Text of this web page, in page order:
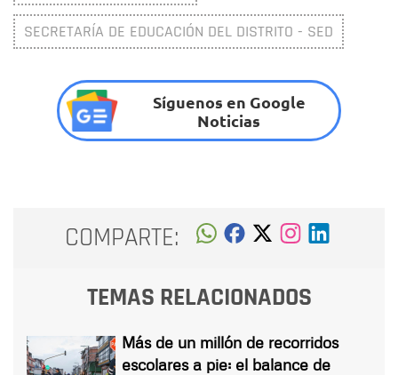
SECRETARÍA DE EDUCACIÓN DEL DISTRITO - SED
Síguenos en Google
Noticias
COMPARTE:
TEMAS RELACIONADOS
Más de un millón de recorridos
escolares a pie: el balance de